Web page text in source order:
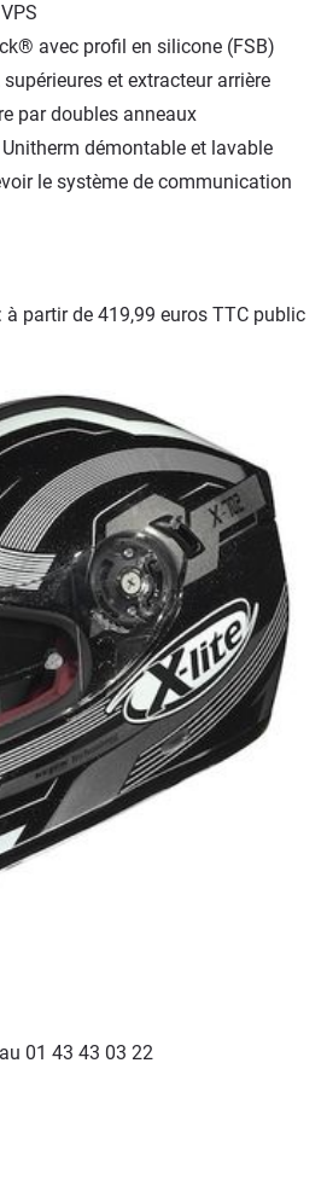
avec profil en silicone (FSB)
et extracteur arrière
par doubles anneaux
démontable et lavable
le système de communication
partir de 419,99 euros TTC public
01 43 43 03 22